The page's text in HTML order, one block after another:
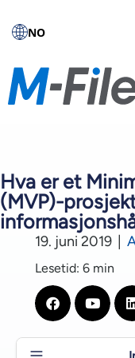
NO
Hva er et
(MVP)-
19. juni 2019
Lesetid: 6 min